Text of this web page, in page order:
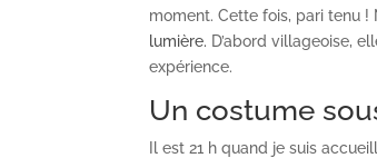
moment. Cette fois, pari tenu
lumière. D’abord villageoise,
expérience.
Un costume
Il est 21 h quand je suis